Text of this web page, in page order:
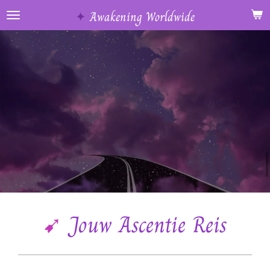
Ga
direct
naar
✦ Awakening Worldwide
➹ Jouw Ascentie Reis